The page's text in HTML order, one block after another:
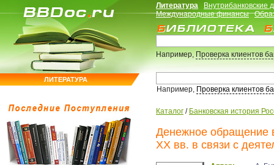
ЛИТЕРАТУРА
Литература
Внутрибанковские
Международные финансы
Например,Проверка клиентов
Например, Проверка клиентов
Каталог / Банковская история
Денежное обращение
ХХ вв. в связи с